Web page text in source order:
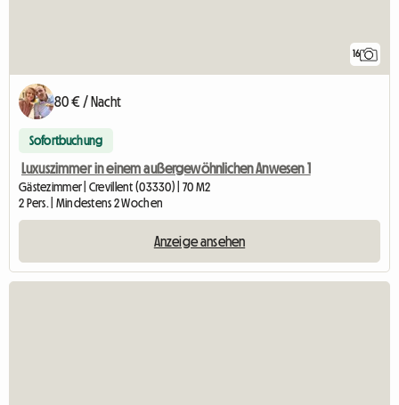
16
80 € / Nacht
Sofortbuchung
Luxuszimmer in einem außergewöhnlichen Anwesen 1
Gästezimmer | Crevillent (03330) | 70 M2
2 Pers. | Mindestens 2 Wochen
Anzeige ansehen